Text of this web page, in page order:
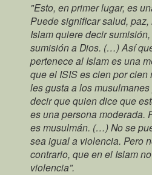
"Esto, en primer lugar, es
Puede significar salud,
Islam quiere decir
sumisión a Dios. (…) Así
pertenece al Islam es una
que el ISIS es cien por cien
les gusta a los
decir que quien dice que
es una persona moderada.
es musulmán. (…) No se
sea igual a violencia. Pero
contrario, que en el Islam
violencia”.